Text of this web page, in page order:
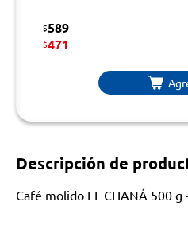
$589
$471
Descripción de
Café molido EL CHANÁ 500 g